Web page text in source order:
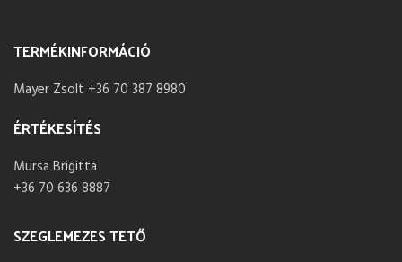
TERMÉKINFORMÁCIÓ
Mayer Zsolt +36 70 387 8980
ÉRTÉKESÍTÉS
Mursa Brigitta
+36 70 636 8887
SZEGLEMEZES TETŐ